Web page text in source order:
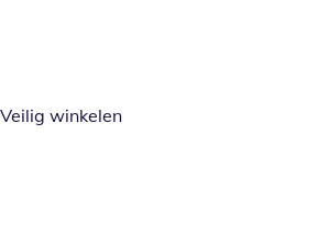
Veilig winkelen